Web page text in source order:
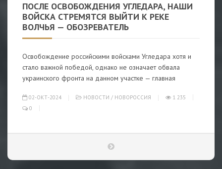
ПОСЛЕ ОСВОБОЖДЕНИЯ УГЛЕДАРА, НАШИ
ВОЙСКА СТРЕМЯТСЯ ВЫЙТИ К РЕКЕ
ВОЛЧЬЯ — ОБОЗРЕВАТЕЛЬ
Освобождение российскими войсками Угледара хотя и
стало важной победой, однако не означает обвала
украинского фронта на данном участке — главная
02-ОКТ-2024 НОВОСТИ / НОВОРОССИЯ
1 235
0